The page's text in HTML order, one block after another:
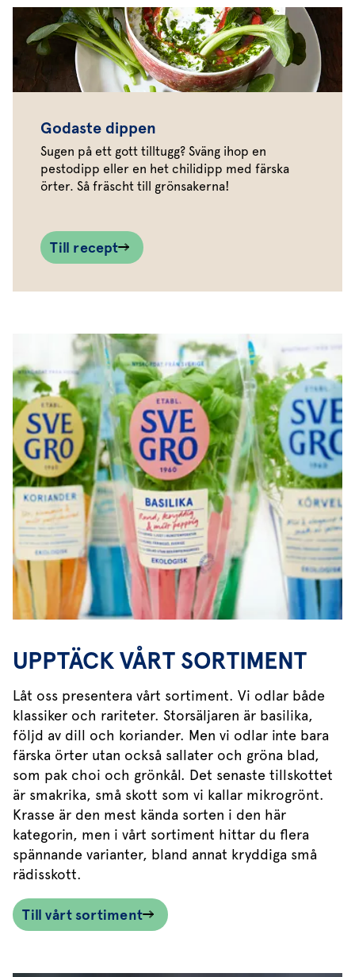
Godaste dippen
Sugen på ett gott tilltugg? Sväng ihop en
pestodipp eller en het chilidipp med färska
örter. Så fräscht till grönsakerna!
Till recept
UPPTÄCK VÅRT SORTIMENT
Låt oss presentera vårt sortiment. Vi odlar både
klassiker och rariteter. Storsäljaren är basilika,
följd av dill och koriander. Men vi odlar inte bara
färska örter utan också sallater och gröna blad,
som pak choi och grönkål. Det senaste tillskottet
är smakrika, små skott som vi kallar mikrogrönt.
Krasse är den mest kända sorten i den här
kategorin, men i vårt sortiment hittar du flera
spännande varianter, bland annat kryddiga små
rädisskott.
Till vårt sortiment